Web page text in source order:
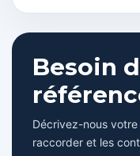
Besoin
Décrivez-nous
raccorder et les